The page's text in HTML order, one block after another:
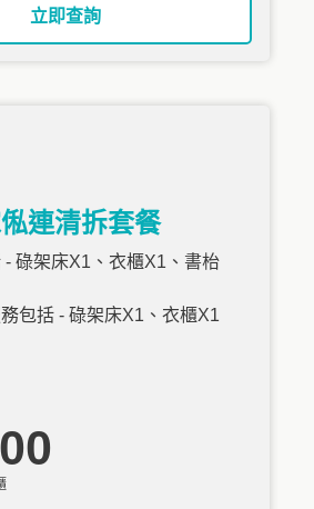
立即查詢
連清拆套餐
- 碌架床X1、衣櫃X1、書枱
包括 - 碌架床X1、衣櫃X1